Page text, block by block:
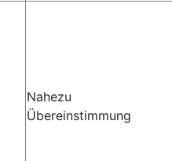
Nahezu
Übereinstimmung